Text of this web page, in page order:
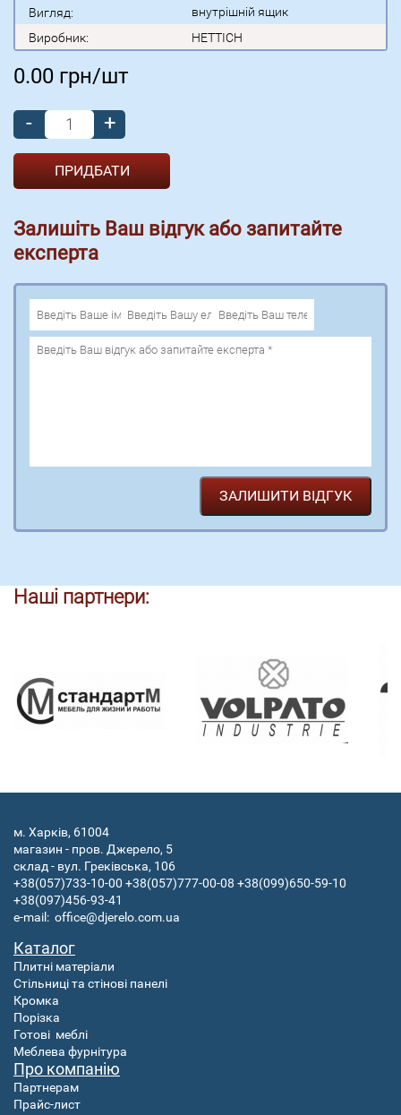
Вигляд:
внутрішній ящик
Виробник:
HETTICH
0.00 грн/шт
-
+
Залишіть Ваш відгук або запитайте
експерта
Наші партнери:
м. Харків, 61004
магазин - пров. Джерело, 5
склад - вул. Греківська, 106
+38(057)733-10-00 +38(057)777-00-08 +38(099)650-59-10
+38(097)456-93-41
e-mail: office@djerelo.com.ua
Каталог
Плитні матеріали
Стільниці та стінові панелі
Кромка
Порізка
Готові меблі
Меблева фурнітура
Про компанію
Партнерам
Прайс-лист